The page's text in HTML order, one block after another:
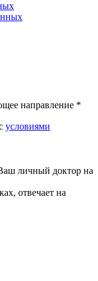
направление *
условиями
личный доктор на
отвечает на